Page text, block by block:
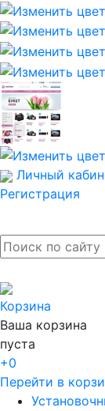
Личный
Регистрация
Корзина
Ваша корзина
пуста
+0
Перейти в